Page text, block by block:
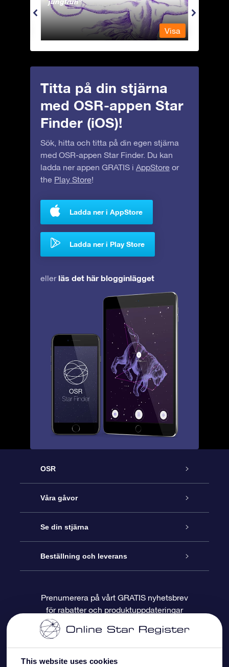
This website uses cookies
Visa
Titta på din stjärna
med OSR-appen Star
Finder (iOS)!
Sök, hitta och titta på din egen stjärna
med OSR-appen Star Finder. Du kan
ladda ner appen GRATIS i AppStore or
the Play Store!
Ladda ner i AppStore
Ladda ner i Play Store
eller läs det här blogginlägget
OSR
Kundtjänst
Kontakta oss
Blogg
Recensioner
Våra gåvor
Online-Stjärngåva
OSR Gåvopaket
OSR Presentkort
Företagspresenter
Se din stjärna
Stjärnregiste
Personlig Stjärnsida
One Million Stars
Beställning och leverans
Betalningsinformation
Prenumerera på vårt GRATIS nyhetsbrev
för rabatter och produktuppdateringar